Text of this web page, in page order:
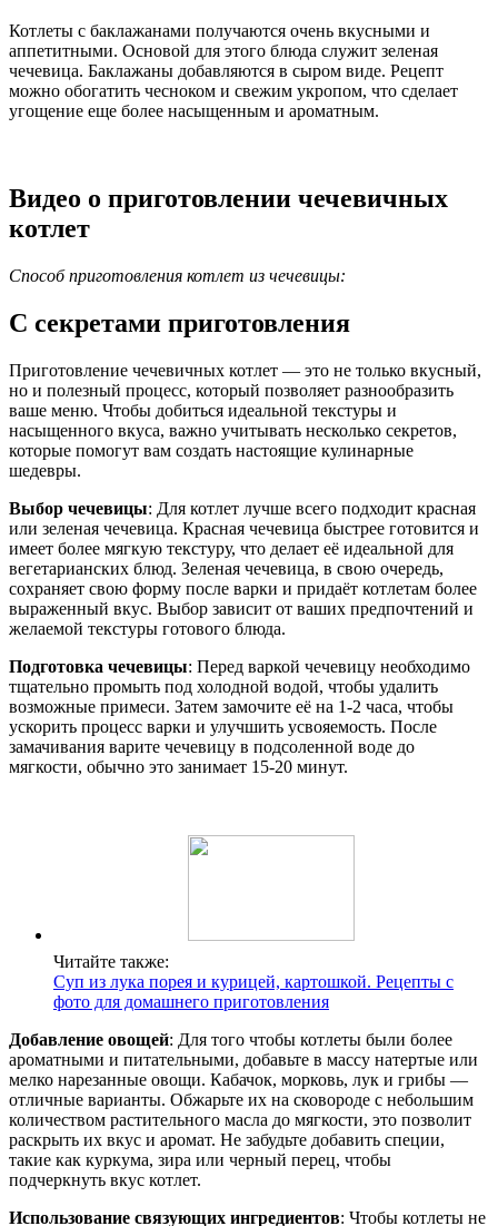
Котлеты с баклажанами получаются очень вкусными и
аппетитными. Основой для этого блюда служит зеленая
чечевица. Баклажаны добавляются в сыром виде. Рецепт
можно обогатить чесноком и свежим укропом, что сделает
угощение еще более насыщенным и ароматным.
Видео о приготовлении чечевичных
котлет
Способ приготовления котлет из чечевицы:
С секретами приготовления
Приготовление чечевичных котлет — это не только вкусный,
но и полезный процесс, который позволяет разнообразить
ваше меню. Чтобы добиться идеальной текстуры и
насыщенного вкуса, важно учитывать несколько секретов,
которые помогут вам создать настоящие кулинарные
шедевры.
Выбор чечевицы: Для котлет лучше всего подходит красная
или зеленая чечевица. Красная чечевица быстрее готовится и
имеет более мягкую текстуру, что делает её идеальной для
вегетарианских блюд. Зеленая чечевица, в свою очередь,
сохраняет свою форму после варки и придаёт котлетам более
выраженный вкус. Выбор зависит от ваших предпочтений и
желаемой текстуры готового блюда.
Подготовка чечевицы: Перед варкой чечевицу необходимо
тщательно промыть под холодной водой, чтобы удалить
возможные примеси. Затем замочите её на 1-2 часа, чтобы
ускорить процесс варки и улучшить усвояемость. После
замачивания варите чечевицу в подсоленной воде до
мягкости, обычно это занимает 15-20 минут.
Читайте также:
Суп из лука порея и курицей, картошкой. Рецепты с
фото для домашнего приготовления
Добавление овощей: Для того чтобы котлеты были более
ароматными и питательными, добавьте в массу натертые или
мелко нарезанные овощи. Кабачок, морковь, лук и грибы —
отличные варианты. Обжарьте их на сковороде с небольшим
количеством растительного масла до мягкости, это позволит
раскрыть их вкус и аромат. Не забудьте добавить специи,
такие как куркума, зира или черный перец, чтобы
подчеркнуть вкус котлет.
Использование связующих ингредиентов: Чтобы котлеты не